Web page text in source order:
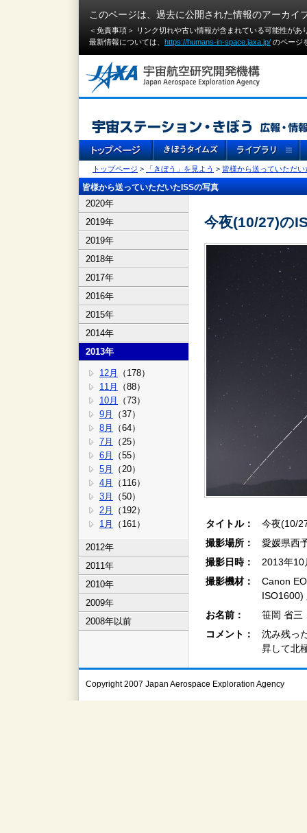
このページは、過去に公開された情報のアーカイ
＜免責事項＞ リンク切れや古い情報が含まれている可能性が
最新情報については、 https://humans-in-space.jaxa.jp/ のページ
トップページ > 「きぼう」を見よう > 皆様から送っていただい
皆様から送っていただいたISSの写真
2020年
2019年
2019年
2018年
2017年
2016年
2015年
2014年
2013年
12月
（178）
11月
（88）
10月
（73）
9月
（37）
8月
（64）
7月
（25）
6月
（55）
5月
（20）
4月
（116）
3月
（50）
2月
（192）
1月
（161）
2012年
2011年
2010年
2009年
2008年以前
今夜(10/27)の
タイトル：
今夜(10/
撮影場所：
愛媛県西
撮影日時：
2013年
撮影機材：
Canon
ISO1600)
お名前：
笹岡 省三
コメント：
沈み残っ
昇して北
Copyright 2007 Japan Aerospace Exploration Agency